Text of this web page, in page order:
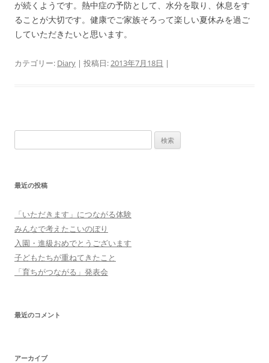
が続くようです。熱中症の予防として、水分を取り、休息をす
ることが大切です。健康でご家族そろって楽しい夏休みを過ご
していただきたいと思います。
カテゴリー: Diary | 投稿日:2013年7月18日 |
索:
最近の投稿
「いただきます」につながる体験
みんなで考えたこいのぼり
入園・進級おめでとうございます
子どもたちが重ねてきたこと
「育ちがつながる」発表会
最近のコメント
アーカイブ